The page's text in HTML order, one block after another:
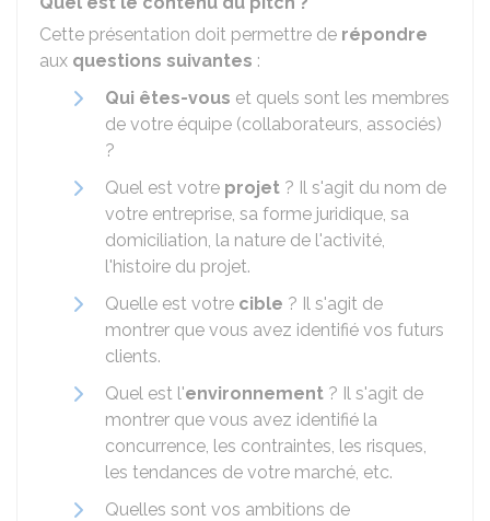
Cette présentation doit permettre de répondre
aux questions suivantes :
Qui êtes-vous et quels sont les membres
de votre équipe (collaborateurs, associés)
?
Quel est votre projet ? Il s'agit du nom de
votre entreprise, sa forme juridique, sa
domiciliation, la nature de l'activité,
l'histoire du projet.
Quelle est votre cible ? Il s'agit de
montrer que vous avez identifié vos futurs
clients.
Quel est l'environnement ? Il s'agit de
montrer que vous avez identifié la
concurrence, les contraintes, les risques,
les tendances de votre marché, etc.
Quelles sont vos ambitions de